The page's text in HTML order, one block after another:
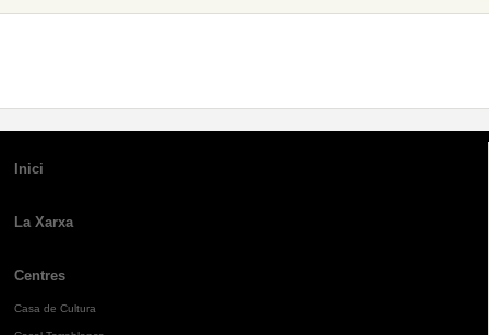
Inici
La Xarxa
Centres
Casa de Cultura